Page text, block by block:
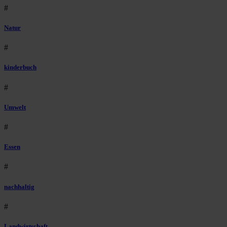
#
Natur
#
kinderbuch
#
Umwelt
#
Essen
#
nachhaltig
#